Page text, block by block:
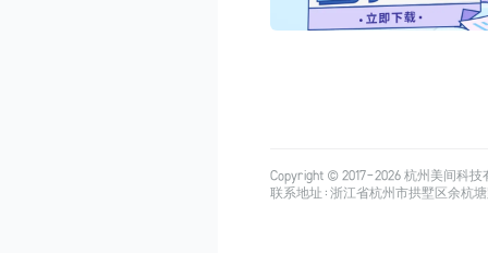
Copyright © 2017-2026杭州美间科技
联系地址：浙江省杭州市拱墅区余杭